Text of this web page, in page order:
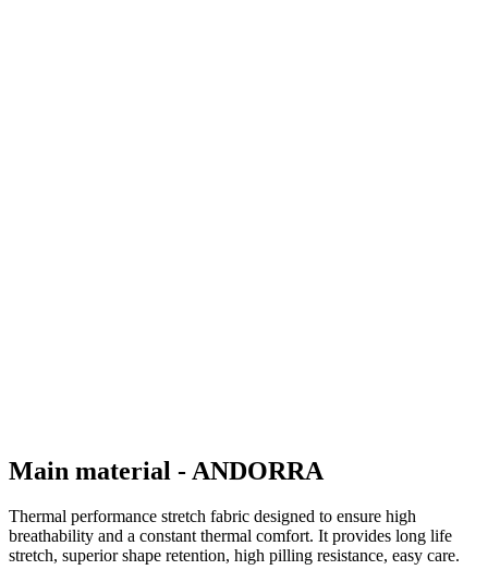
Main material - ANDORRA
Thermal performance stretch fabric designed to ensure high
breathability and a constant thermal comfort. It provides long life
stretch, superior shape retention, high pilling resistance, easy care.